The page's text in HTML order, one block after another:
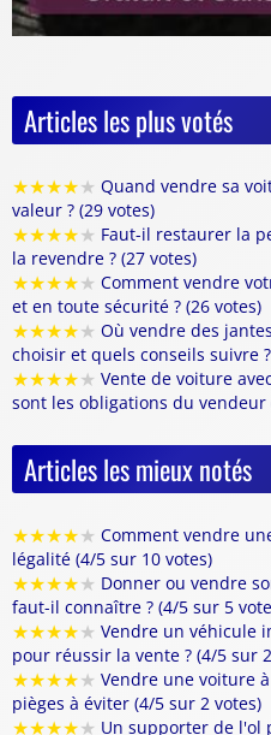
Articles les plus votés
★★★★★ Quand vendre sa
valeur ? (29 votes)
★★★★★ Faut-il restaurer la
la revendre ? (27 votes)
★★★★★ Comment vendre
et en toute sécurité ? (26 votes)
★★★★★ Où vendre des
choisir et quels conseils suivre
★★★★★ Vente de voiture
sont les obligations du vendeur
Articles les mieux notés
★★★★★ Comment vendre
légalité (4/5 sur 10 votes)
★★★★★ Donner ou vendre
faut-il connaître ? (4/5 sur 5
★★★★★ Vendre un véhicule
pour réussir la vente ? (4/5 sur
★★★★★ Vendre une voiture
pièges à éviter (4/5 sur 2 votes)
★★★★★ Un supporter de l'ol